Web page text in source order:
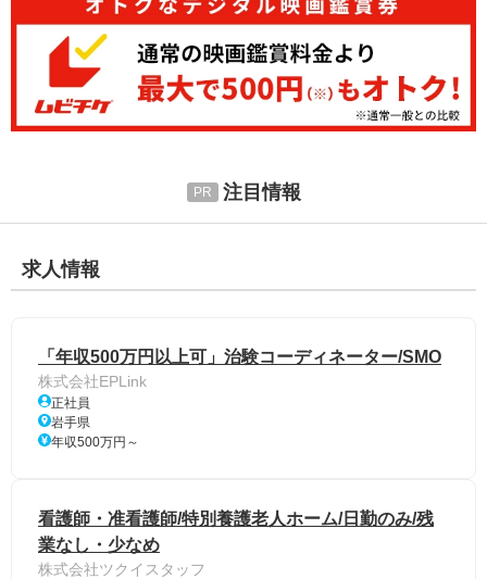
注目情報
求人情報
「年収500万円以上可」治験コーディネーター/SMO
株式会社EPLink
正社員
岩手県
年収500万円～
看護師・准看護師/特別養護老人ホーム/日勤のみ/残
業なし・少なめ
株式会社ツクイスタッフ